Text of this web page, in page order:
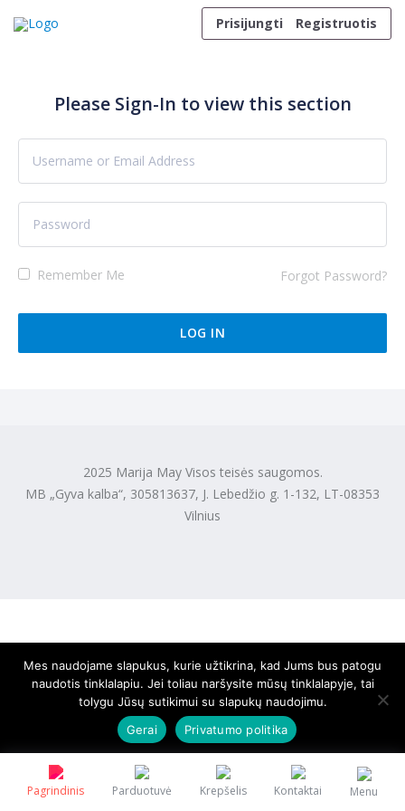
Prisijungti
Registruotis
Pagrindinis Parduotuvė Krepšelis Kontaktai Menu
Please Sign-In to view this section
Remember Me Forgot Password?
2025 Marija May Visos teisės saugomos.
MB „Gyva kalba“, 305813637, J. Lebedžio g. 1-132, LT-08353
Vilnius
Mes naudojame slapukus, kurie užtikrina, kad Jums bus patogu
naudotis tinklalapiu. Jei toliau naršysite mūsų tinklalapyje, tai
tolygu Jūsų sutikimui su slapukų naudojimu.
Gerai
Privatumo politika